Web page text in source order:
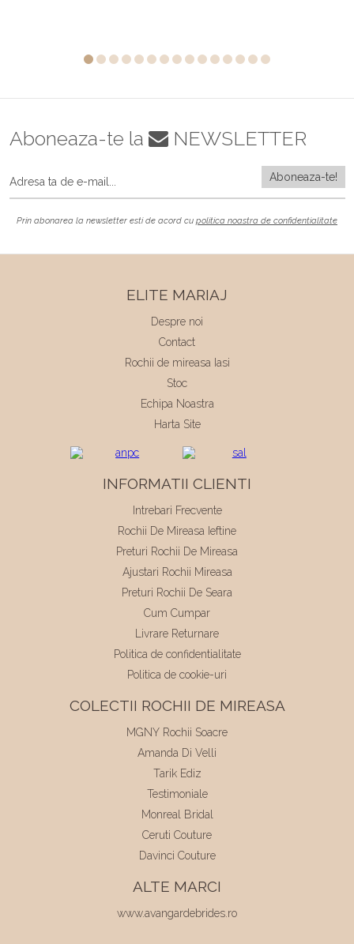
Aboneaza-te la NEWSLETTER
Prin abonarea la newsletter esti de acord cu politica noastra de confidentialitate
ELITE MARIAJ
Despre noi
Contact
Rochii de mireasa Iasi
Stoc
Echipa Noastra
Harta Site
INFORMATII CLIENTI
Intrebari Frecvente
Rochii De Mireasa Ieftine
Preturi Rochii De Mireasa
Ajustari Rochii Mireasa
Preturi Rochii De Seara
Cum Cumpar
Livrare Returnare
Politica de confidentialitate
Politica de cookie-uri
COLECTII ROCHII DE MIREASA
MGNY Rochii Soacre
Amanda Di Velli
Tarik Ediz
Testimoniale
Monreal Bridal
Ceruti Couture
Davinci Couture
ALTE MARCI
www.avangardebrides.ro